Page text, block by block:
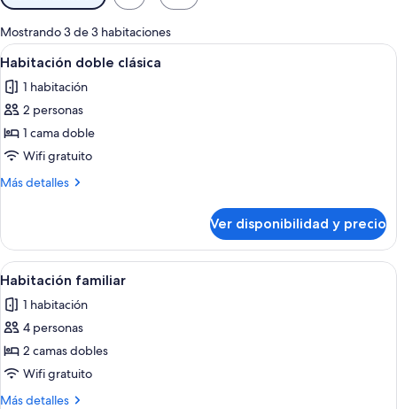
disponibles
para
las
habitaciones
Mostrando 3 de 3 habitaciones
Ver
todas
las
fotos
de
Habitación
doble
Habitación de hotel con una cama
2
Habitación doble clásica
1 habitación
2 personas
1 cama doble
Wifi gratuito
Más detalles
Más
doble
clásica
Ver disponibilidad y precio
Ver
todas
las
fotos
de
Habitación
familiar
Habitación de hotel con dos camas,
1
Habitación familiar
1 habitación
4 personas
2 camas dobles
Wifi gratuito
Más detalles
Más